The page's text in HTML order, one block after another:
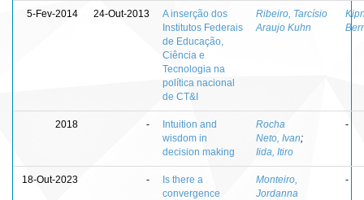
5-Fev-2014 24-Out-2013
A inserção dos
Institutos Federais
de Educação,
Ciência e
Tecnologia na
política nacional
de CT&I
Ribeiro, Tarcísio
Araujo Kuhn
2018 -
Intuition and
wisdom in
decision making
Rocha
Neto, Ivan;
Iida, Itiro
-
18-Out-2023 -
Is there a
convergence
Monteiro,
Jordanna
-